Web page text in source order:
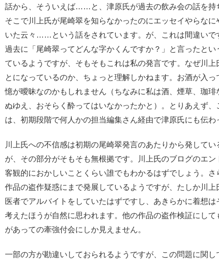
話から、そういえば……と、津原氏が過去の飲み会の話を持
そこで川上氏が尾崎翠を知らなかったのにエッセイやらなに
いた云々……という話をされています。が、これは間違いで
過去に「尾崎翠ってどんな字かくんですか？」と言ったとい
ているようですが、そもそもこれは私の発言です。なぜ川上
とになっているのか、ちょっと理解しかねます。お酒が入っ
憶が曖昧なのかもしれません（ちなみに私は酒、煙草、珈琲
ぬゆえ、おそらく酔ってはいなかったかと）。とりあえず、
は、初期段階で何人かの担当編集さん経由で津原氏にも伝わ
川上氏への不信感は初期の尾崎翠発言のあたりから発してい
が、その部分がそもそも無根拠です。川上氏のブログのエン
客観的におかしいことくらい誰でもわかるはずでしょう。さ
作品の盗作疑惑にまで発展しているようですが、たしか川上
医者でアルバイトをしていたはずですし、あきらかに着想は
考えたほうが自然に思われます。他の作品の盗作検証にして
があっての牽強付会にしか見えません。
一部の方が勘違いしておられるようですが、この問題に関し